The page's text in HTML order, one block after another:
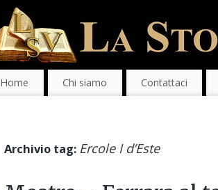
Home Chi siamo Contattaci
Archivio tag: Ercole I d’Este